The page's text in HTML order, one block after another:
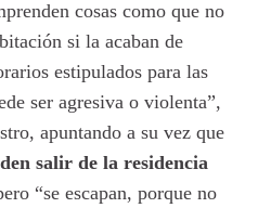
cosas como que no
si la acaban de
estipulados para las
ser agresiva o violenta”,
apuntando a su vez que
salir de la residencia
“se escapan, porque no